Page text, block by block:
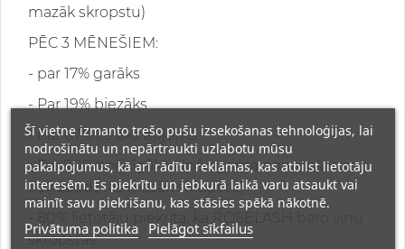
mazāk skropstu)
PĒC 3 MĒNEŠIEM:
- par 17% garāks
- Par 19% biezāks
- Par 67% lielāks apjoms
- Par 70% spēcīgākas (pēc grima noņemšanas
tiek zaudētas mazāk skropstu)
skropstas.
Šī vietne izmanto trešo pušu izsekošanas tehnoloģijas, lai
nodrošinātu un nepārtraukti uzlabotu mūsu
pakalpojumus, kā arī rādītu reklāmas, kas atbilst lietotāju
interesēm. Es piekrītu un jebkurā laikā varu atsaukt vai
mainīt savu piekrišanu, kas stāsies spēkā nākotnē.
Privātuma politika Pielāgot sīkfailus